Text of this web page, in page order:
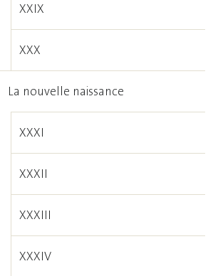
XXIX
XXX
La nouvelle naissance
XXXI
XXXII
XXXIII
XXXIV